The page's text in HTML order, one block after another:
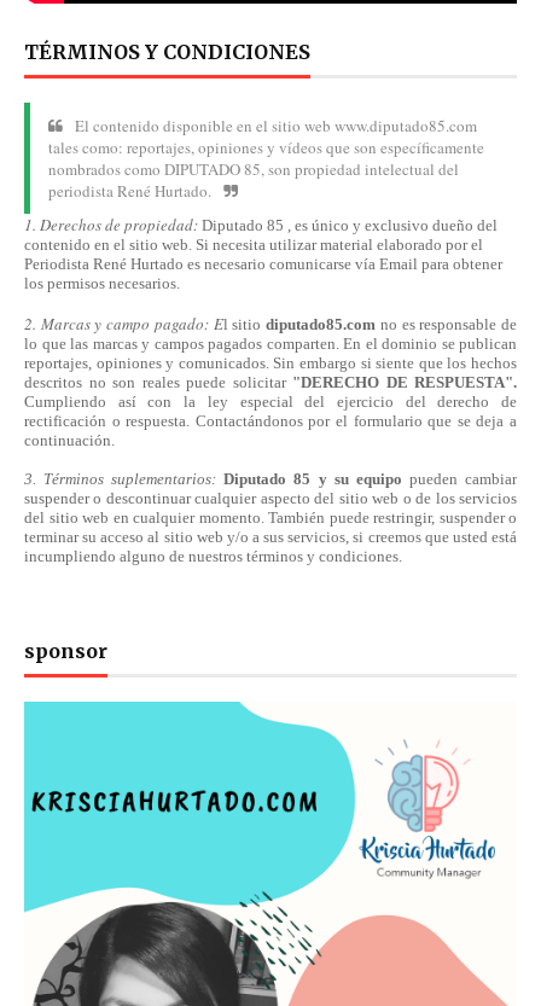
TÉRMINOS Y CONDICIONES
El contenido disponible en el sitio web www.diputado85.com
tales como: reportajes, opiniones y vídeos que son específicamente
nombrados como DIPUTADO 85, son propiedad intelectual del
periodista René Hurtado.
1. Derechos de propiedad: Diputado 85 , es único y exclusivo dueño del
contenido en el sitio web. Si necesita utilizar material elaborado por el
Periodista René Hurtado es necesario comunicarse vía Email para obtener
los permisos necesarios.
2. Marcas y campo pagado: El sitiodiputado85.com no es responsable de
lo que las marcas y campos pagados comparten. En el dominio se publican
reportajes, opiniones y comunicados. Sin embargo si siente que los hechos
descritos no son reales puede solicitar "DERECHO DE RESPUESTA".
Cumpliendo asícon la ley especial del ejercicio del derecho de
rectificación o respuesta. Contactándonospor el formulario que se deja a
continuación.
3. Términos suplementarios:Diputado 85 y su equipo pueden cambiar
suspender o descontinuar cualquier aspecto del sitio web o de los servicios
del sitio web en cualquier momento. También puede restringir, suspender o
terminar su acceso al sitio web y/o a sus servicios, si creemos que usted está
incumpliendo alguno de nuestros términos y condiciones.
sponsor